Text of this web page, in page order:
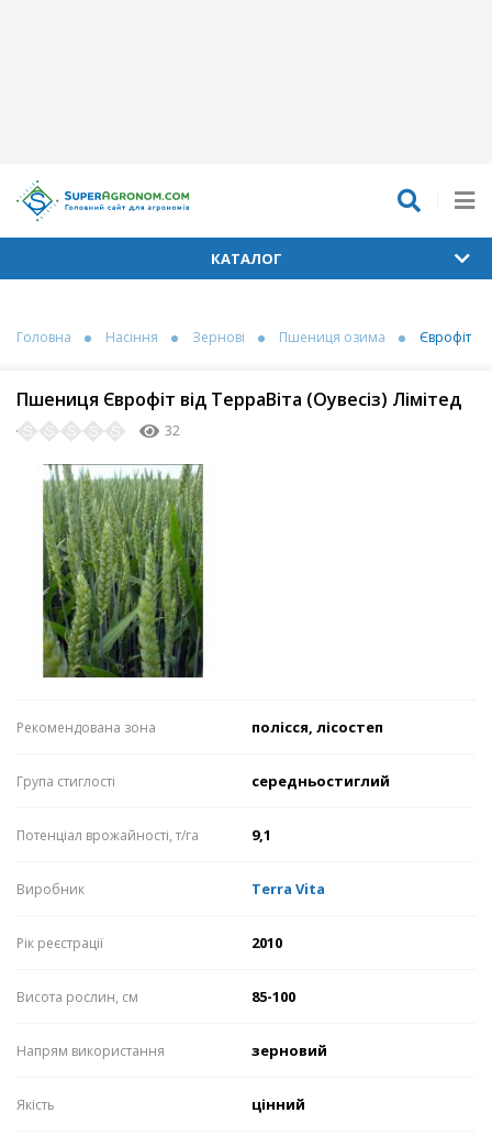
КАТАЛОГ
Головна Насіння Зернові Пшениця озима Єврофіт
Пшениця Єврофіт від ТерраВіта (Оувесіз) Лімітед
32
Рекомендована зона полісся, лісостеп
Група стиглості середньостиглий
Потенціал врожайності, т/га 9,1
Виробник Terra Vita
Рік реєстрації 2010
Висота рослин, см 85-100
Напрям використання зерновий
Якість цінний